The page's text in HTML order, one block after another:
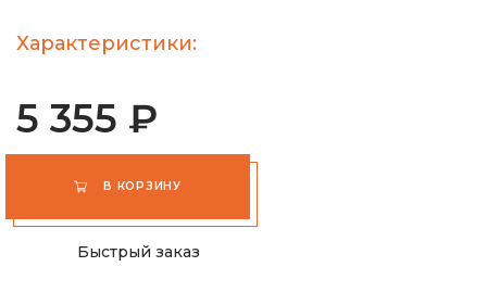
Характеристики:
5 355 ₽
В КОРЗИНУ
Быстрый заказ